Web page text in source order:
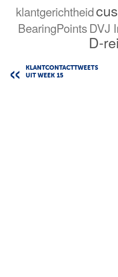
klantgerichtheid
BearingPointsDVJ
D-
KLANTCONTACTTWEETS
UIT WEEK 15